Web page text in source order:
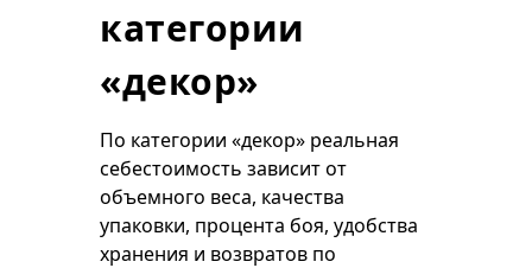
категории
«декор»
По категории «декор» реальная
себестоимость зависит от
объемного веса, качества
упаковки, процента боя, удобства
хранения и возвратов по